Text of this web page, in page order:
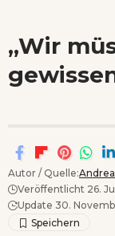
„Wir
Autor / Quelle:
Veröffentlicht 26.
Update 30.